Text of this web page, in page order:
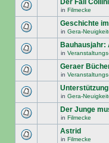
Der Fall Collini
in Filmecke
Geschichte
in Gera-
Bauhausjahr:
in
Geraer
in
in Gera-
Der Junge
in Filmecke
Astrid
in Filmecke